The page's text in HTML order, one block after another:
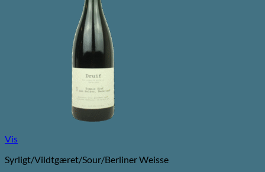
Vis
Syrligt/Vildtgæret/Sour/Berliner Weisse